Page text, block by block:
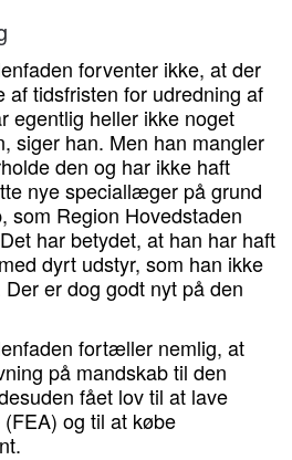
forventer ikke, at der
tidsfristen for udredning af
egentlig heller ikke noget
siger han. Men han mangler
den og har ikke haft
nye speciallæger på grund
Region Hovedstaden
har betydet, at han har haft
dyrt udstyr, som han ikke
er dog godt nyt på den
fortæller nemlig, at
på mandskab til den
fået lov til at lave
og til at købe